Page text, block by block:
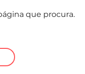
que procura.